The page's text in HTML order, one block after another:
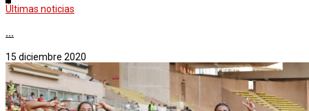
Últimas noticias
...
15 diciembre 2020